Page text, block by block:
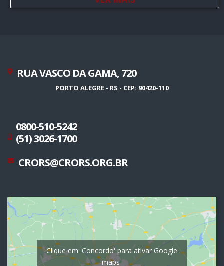
RUA VASCO DA GAMA, 720
PORTO ALEGRE - RS - CEP: 90420-110
0800-510-5242
(51) 3026-1700
CRORS@CRORS.ORG.BR
Clique em 'Concordo' para ativar Google
maps